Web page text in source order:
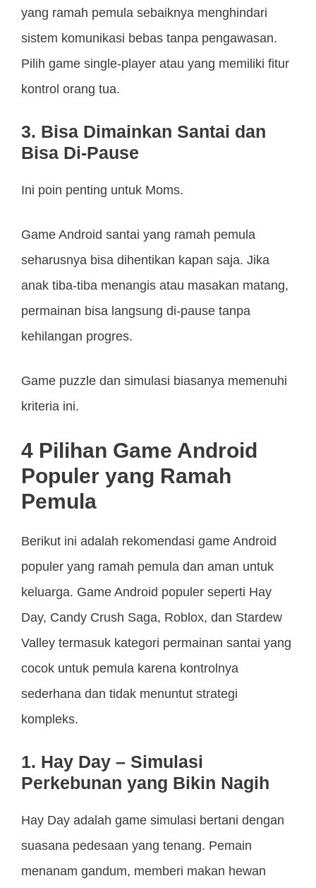
yang ramah pemula sebaiknya menghindari
sistem komunikasi bebas tanpa pengawasan.
Pilih game single-player atau yang memiliki fitur
kontrol orang tua.
3. Bisa Dimainkan Santai dan
Bisa Di-Pause
Ini poin penting untuk Moms.
Game Android santai yang ramah pemula
seharusnya bisa dihentikan kapan saja. Jika
anak tiba-tiba menangis atau masakan matang,
permainan bisa langsung di-pause tanpa
kehilangan progres.
Game puzzle dan simulasi biasanya memenuhi
kriteria ini.
4 Pilihan Game Android
Populer yang Ramah
Pemula
Berikut ini adalah rekomendasi game Android
populer yang ramah pemula dan aman untuk
keluarga. Game Android populer seperti Hay
Day, Candy Crush Saga, Roblox, dan Stardew
Valley termasuk kategori permainan santai yang
cocok untuk pemula karena kontrolnya
sederhana dan tidak menuntut strategi
kompleks.
1. Hay Day – Simulasi
Perkebunan yang Bikin Nagih
Hay Day adalah game simulasi bertani dengan
suasana pedesaan yang tenang. Pemain
menanam gandum, memberi makan hewan